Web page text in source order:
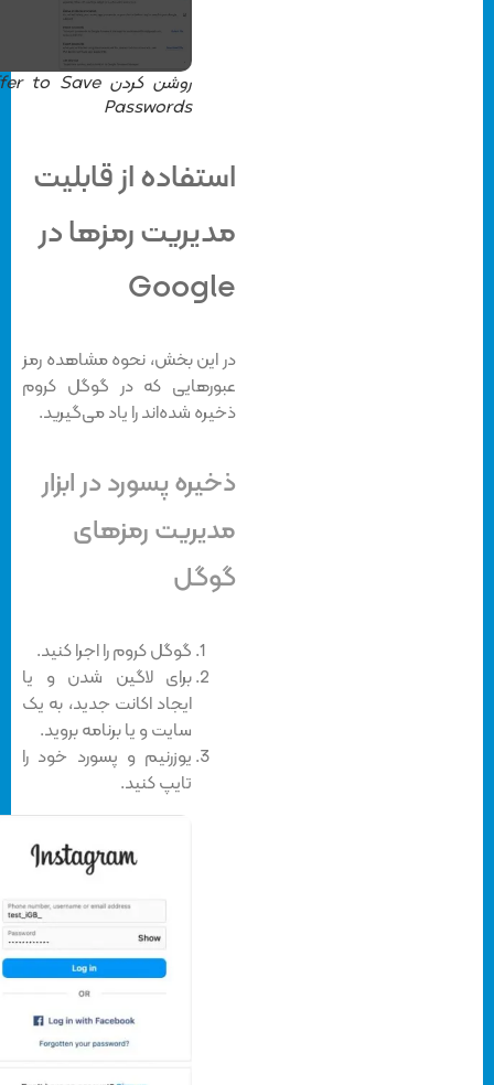
روشن کردن Offer to Save
Passwords
استفاده از قابلیت
مدیریت رمزها در
Google
در این بخش، نحوه مشاهده رمز
عبورهایی که در گوگل کروم
ذخیره شده‌اند را یاد می‌گیرید.
ذخیره پسورد در ابزار
مدیریت رمزهای
گوگل
گوگل کروم را اجرا کنید.
برای لاگین شدن و یا
ایجاد اکانت جدید، به یک
سایت و یا برنامه بروید.
یوزرنیم و پسورد خود را
تایپ کنید.